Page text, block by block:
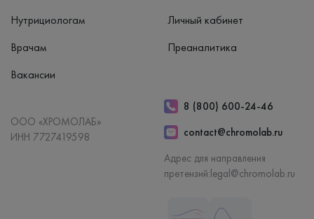
Нутрициологам
Врачам
Вакансии
Личный кабинет
Преаналитика
ООО «ХРОМОЛАБ»
ИНН 7727419598
8 (800) 600-24-46
contact@chromolab.ru
Адрес для направления
претензий:legal@chromolab.ru